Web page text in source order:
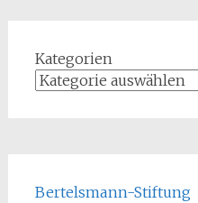
Kategorien
Bertelsmann-Stiftung